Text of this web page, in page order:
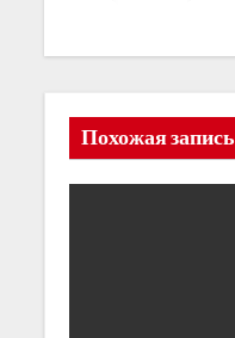
ц
я
п
Похожая запись